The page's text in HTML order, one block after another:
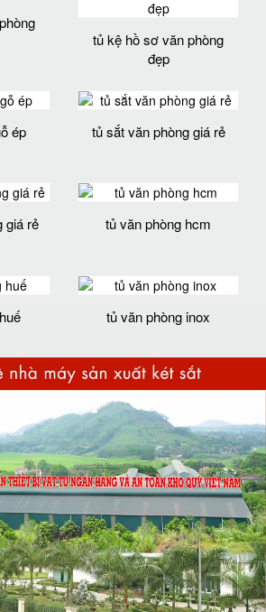
tủ kệ hồ sơ văn phòng
đẹp
ép tủ sắt văn phòng giá rẻ
giá rẻ tủ văn phòng hcm
tủ văn phòng inox